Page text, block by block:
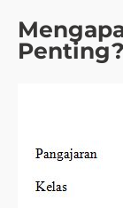
Penting?